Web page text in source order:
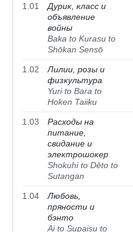
1.01
Дурик, класс и
объявление
войны
Baka to Kurasu to
Shōkan Sensō
1.02
Лилии, розы и
физкультура
Yuri to Bara to
Hoken Taiiku
1.03
Расходы на
питание,
свидание и
электрошокер
Shokuhi to Dēto to
Sutangan
1.04
Любовь,
пряности и
бэнто
Ai to Supaisu to